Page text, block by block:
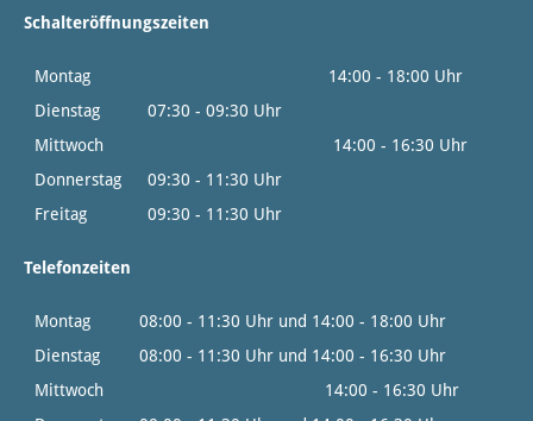
Schalteröffnungszeiten
Montag
14:00 - 18:00 Uhr
Dienstag
07:30 - 09:30 Uhr
Mittwoch
14:00 - 16:30 Uhr
Donnerstag
09:30 - 11:30 Uhr
Freitag
09:30 - 11:30 Uhr
Telefonzeiten
Montag
08:00 - 11:30 Uhr und 14:00 - 18:00 Uhr
Dienstag
08:00 - 11:30 Uhr und 14:00 - 16:30 Uhr
Mittwoch
14:00 - 16:30 Uhr